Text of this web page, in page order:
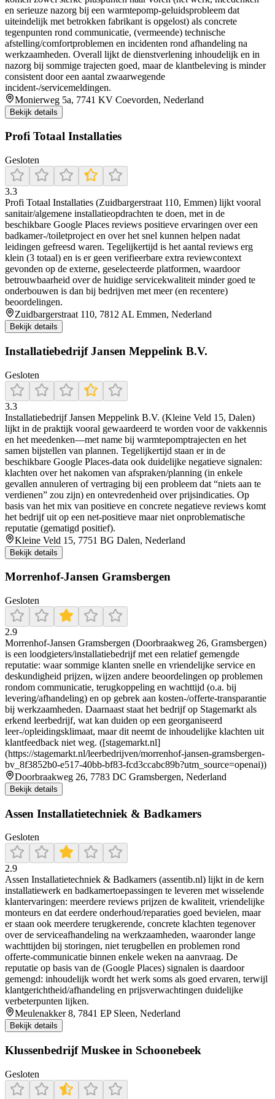
en serieuze nazorg bij een warmtepomp-geluidsprobleem dat
uiteindelijk met betrokken fabrikant is opgelost) als concrete
tegenpunten rond communicatie, (vermeende) technische
afstelling/comfortproblemen en incidenten rond afhandeling na
werkzaamheden. Overall lijkt de dienstverlening inhoudelijk en in
nazorg bij sommige trajecten goed, maar de klantbeleving is minder
consistent door een aantal zwaarwegende
incident-/servicemeldingen.
Monierweg 5a, 7741 KV Coevorden, Nederland
Bekijk details
Profi Totaal Installaties
Gesloten
3.3
Profi Totaal Installaties (Zuidbargerstraat 110, Emmen) lijkt vooral
sanitair/algemene installatieopdrachten te doen, met in de
beschikbare Google Places reviews positieve ervaringen over een
badkamer-/toiletproject en over het snel kunnen helpen nadat
leidingen gefreesd waren. Tegelijkertijd is het aantal reviews erg
klein (3 totaal) en is er geen verifieerbare extra reviewcontext
gevonden op de externe, geselecteerde platformen, waardoor
betrouwbaarheid over de huidige servicekwaliteit minder goed te
onderbouwen is dan bij bedrijven met meer (en recentere)
beoordelingen.
Zuidbargerstraat 110, 7812 AL Emmen, Nederland
Bekijk details
Installatiebedrijf Jansen Meppelink B.V.
Gesloten
3.3
Installatiebedrijf Jansen Meppelink B.V. (Kleine Veld 15, Dalen)
lijkt in de praktijk vooral gewaardeerd te worden voor de vakkennis
en het meedenken—met name bij warmtepomptrajecten en het
samen bijstellen van plannen. Tegelijkertijd staan er in de
beschikbare Google Places-data ook duidelijke negatieve signalen:
klachten over het nakomen van afspraken/planning (in enkele
gevallen annuleren of vertraging bij een probleem dat “niets aan te
verdienen” zou zijn) en ontevredenheid over prijsindicaties. Op
basis van het mix van positieve en concrete negatieve reviews komt
het bedrijf uit op een net-positieve maar niet onproblematische
reputatie (gematigd positief).
Kleine Veld 15, 7751 BG Dalen, Nederland
Bekijk details
Morrenhof-Jansen Gramsbergen
Gesloten
2.9
Morrenhof-Jansen Gramsbergen (Doorbraakweg 26, Gramsbergen)
is een loodgieters/installatiebedrijf met een relatief gemengde
reputatie: waar sommige klanten snelle en vriendelijke service en
deskundigheid prijzen, wijzen andere beoordelingen op problemen
rondom communicatie, terugkoppeling en wachttijd (o.a. bij
levering/afhandeling) en op gebrek aan kosten-/offerte-transparantie
bij werkzaamheden. Daarnaast staat het bedrijf op Stagemarkt als
erkend leerbedrijf, wat kan duiden op een georganiseerd
leer-/opleidingsklimaat, maar dit neemt de inhoudelijke klachten uit
klantfeedback niet weg. ([stagemarkt.nl]
(https://stagemarkt.nl/leerbedrijven/morrenhof-jansen-gramsbergen-
bv_8f3852b0-e517-40bb-bf83-fcd3ccabc89b?utm_source=openai))
Doorbraakweg 26, 7783 DC Gramsbergen, Nederland
Bekijk details
Assen Installatietechniek & Badkamers
Gesloten
2.9
Assen Installatietechniek & Badkamers (assentib.nl) lijkt in de kern
installatiewerk en badkamertoepassingen te leveren met wisselende
klantervaringen: meerdere reviews prijzen de kwaliteit, vriendelijke
monteurs en dat eerdere onderhoud/reparaties goed bevielen, maar
er staan ook meerdere terugkerende, concrete klachten tegenover
over de serviceafhandeling na werkzaamheden, waaronder lange
wachttijden bij storingen, niet terugbellen en problemen rond
offerte-communicatie binnen enkele weken na aanvraag. De
reputatie op basis van de (Google Places) signalen is daardoor
gemengd: inhoudelijk wordt het werk soms als goed ervaren, terwijl
klantgerichtheid/afhandeling en prijsverwachtingen duidelijke
verbeterpunten lijken.
Meulenakker 8, 7841 EP Sleen, Nederland
Bekijk details
Klussenbedrijf Muskee in Schoonebeek
Gesloten